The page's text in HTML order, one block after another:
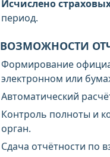
Исчислено
период.
ВОЗМОЖНОСТИ
Формирование
электронном или
Автоматический
Контроль полноты и
орган.
Сдача отчётности по